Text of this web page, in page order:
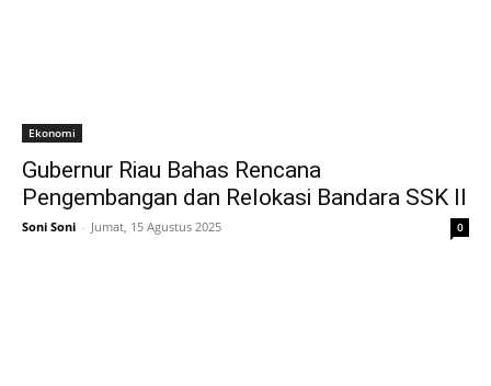
Ekonomi
Gubernur Riau Bahas Rencana
Pengembangan dan Relokasi Bandara SSK II
Soni Soni - Jumat, 15 Agustus 2025 0